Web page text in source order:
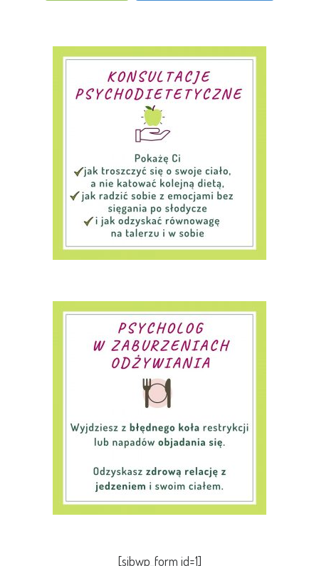
[sibwp_form id=1]